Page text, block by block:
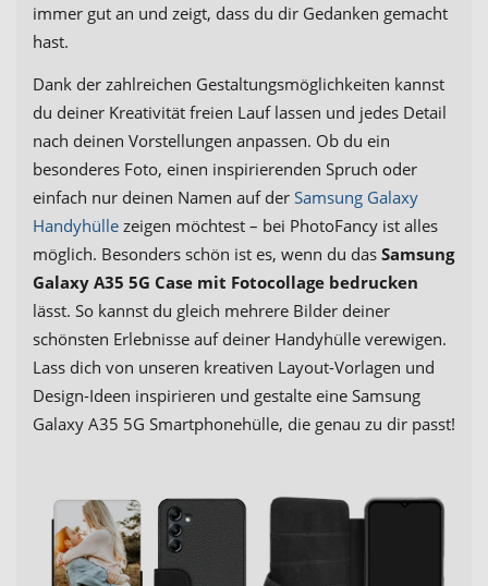
immer gut an und zeigt, dass du dir Gedanken gemacht
hast.
Dank der zahlreichen Gestaltungsmöglichkeiten kannst
du deiner Kreativität freien Lauf lassen und jedes Detail
nach deinen Vorstellungen anpassen. Ob du ein
besonderes Foto, einen inspirierenden Spruch oder
einfach nur deinen Namen auf der Samsung Galaxy
Handyhülle zeigen möchtest – bei PhotoFancy ist alles
möglich. Besonders schön ist es, wenn du das Samsung
Galaxy A35 5G Case mit Fotocollage bedrucken
lässt. So kannst du gleich mehrere Bilder deiner
schönsten Erlebnisse auf deiner Handyhülle verewigen.
Lass dich von unseren kreativen Layout-Vorlagen und
Design-Ideen inspirieren und gestalte eine Samsung
Galaxy A35 5G Smartphonehülle, die genau zu dir passt!